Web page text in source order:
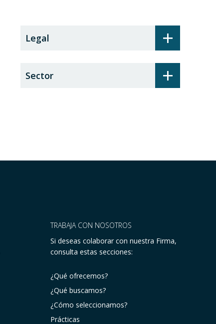
+
Legal
+
Sector
TRABAJA CON NOSOTROS
Si deseas colaborar con nuestra Firma,
consulta estas secciones:
¿Qué ofrecemos?
¿Qué buscamos?
¿Cómo seleccionamos?
Prácticas